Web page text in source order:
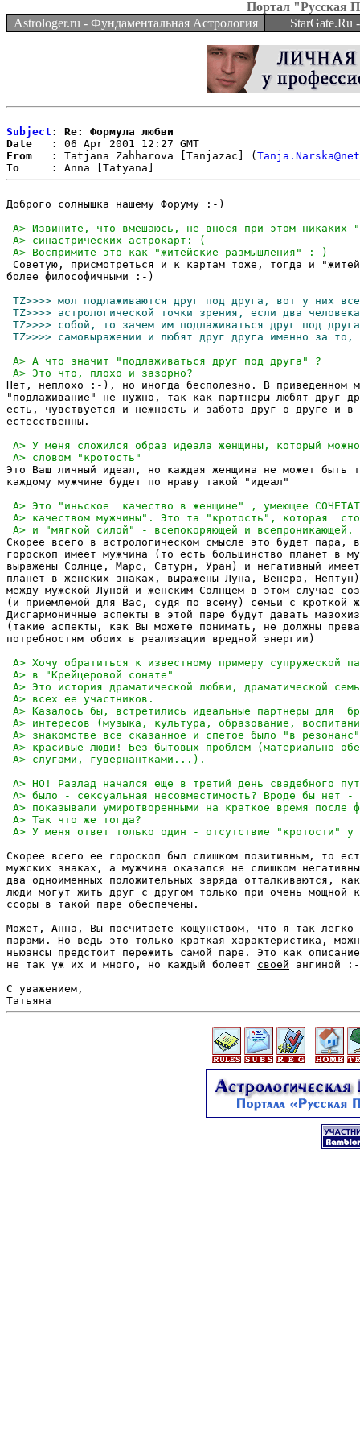
Портал "Русская
Astrologer.ru - Фундаментальная Астрология
StarGate.Ru
Subject : Re: Формула любви
Date   :
From   :
Tatjana Zahharova [Tanjazac] (
To     :
Доброго солнышка нашему Форуму :-)
Советую, присмотреться и к картам тоже, тогда и
более философичными :-)
Нет, неплохо :-), но иногда бесполезно. В приведенном
"подлаживание" не нужно, так как партнеры любят друг
есть, чувствуется и нежность и забота друг о друге и в
естесственны.
Это Ваш личный идеал, но каждая женщина не может быть
каждому мужчине будет по нраву такой "идеал"
Скорее всего в астрологическом смысле это будет пара,
гороскоп имеет мужчина (то есть большинство планет в
выражены Солнце, Марс, Сатурн, Уран) и негативный
планет в женских знаках, выражены Луна, Венера,
между мужской Луной и женским Солнцем в этом случае
(и приемлемой для Вас, судя по всему) семьи с кроткой
Дисгармоничные аспекты в этой паре будут давать
(такие аспекты, как Вы можете понимать, не должны
потребностям обоих в реализации вредной энергии)
Скорее всего ее гороскоп был слишком позитивным, то
мужских знаках, а мужчина оказался не слишком
два одноименных положительных заряда отталкиваются,
люди могут жить друг с другом только при очень мощной
ссоры в такой паре обеспечены.
Может, Анна, Вы посчитаете кощунством, что я так
парами. Но ведь это только краткая характеристика,
ньюансы предстоит пережить самой паре. Это как
не так уж их и много, но каждый болеет своей ангиной
С уважением,